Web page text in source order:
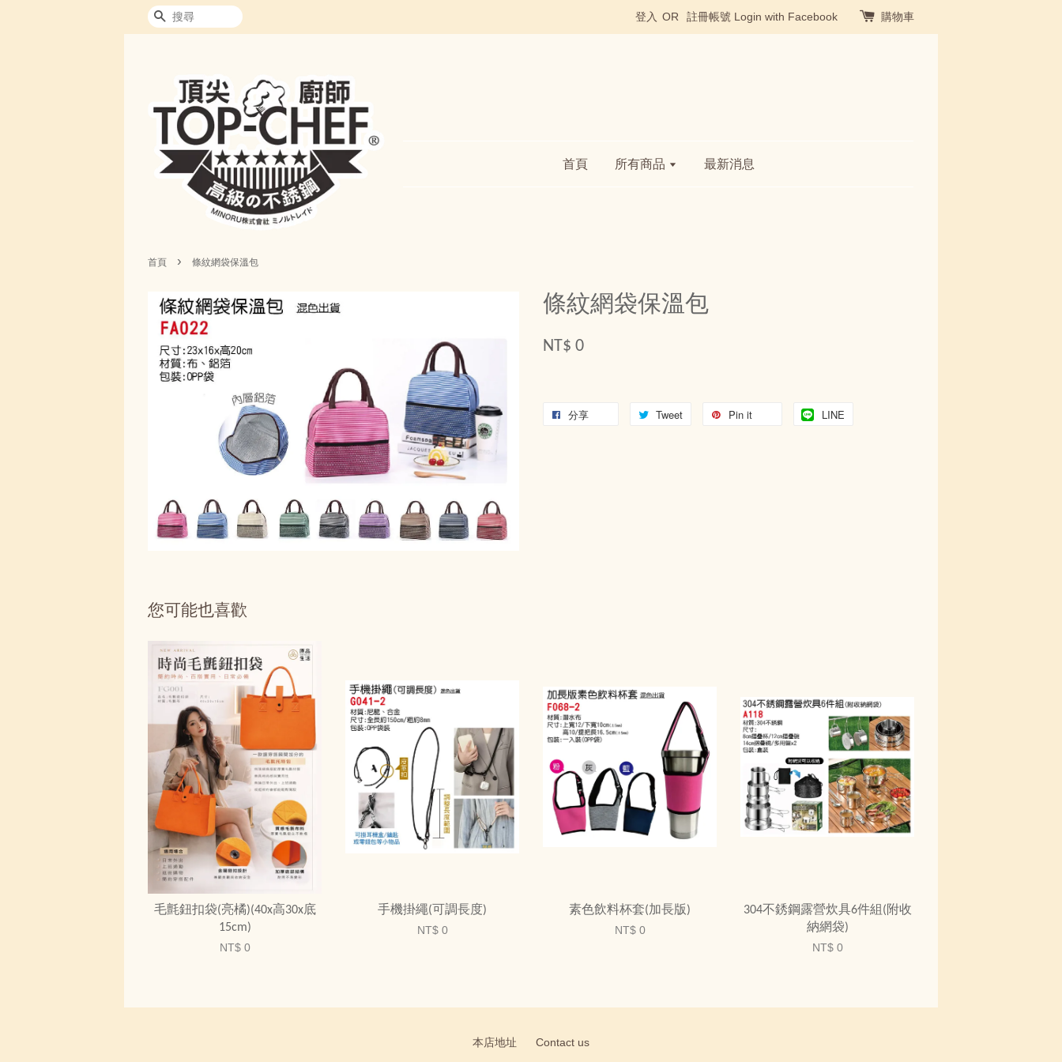
搜尋 登入 OR 註冊帳號 Login with Facebook 購物車
首頁 所有商品 最新消息
首頁 › 條紋網袋保溫包
條紋網袋保溫包
NT$ 0
分享 Tweet Pin it LINE
您可能也喜歡
毛氈鈕扣袋(亮橘)(40x高30x底
15cm)
NT$ 0
手機掛繩(可調長度)
NT$ 0
素色飲料杯套(加長版)
NT$ 0
304不銹鋼露營炊具6件組(附收
納網袋)
NT$ 0
本店地址 Contact us